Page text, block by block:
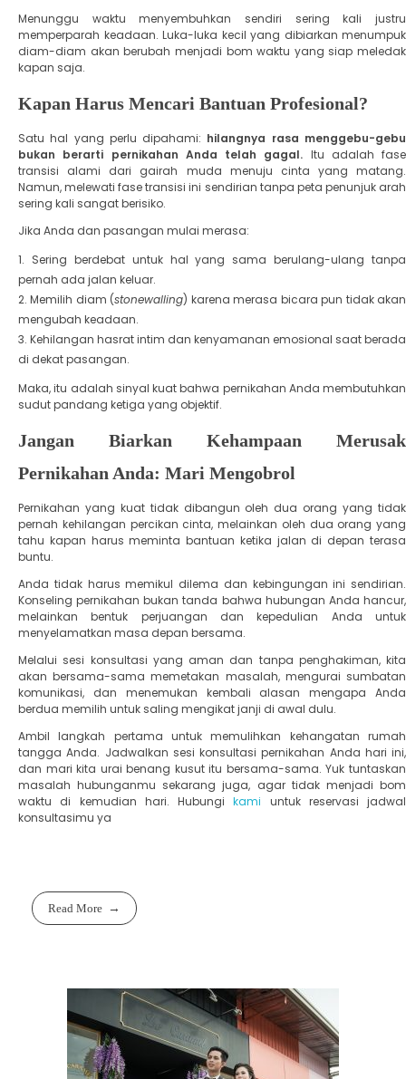
​Menunggu waktu menyembuhkan sendiri sering kali justru
memperparah keadaan. Luka-luka kecil yang dibiarkan menumpuk
diam-diam akan berubah menjadi bom waktu yang siap meledak
kapan saja.
Kapan Harus Mencari Bantuan Profesional?
​Satu hal yang perlu dipahami: hilangnya rasa menggebu-gebu
bukan berarti pernikahan Anda telah gagal. Itu adalah fase
transisi alami dari gairah muda menuju cinta yang matang.
Namun, melewati fase transisi ini sendirian tanpa peta penunjuk arah
sering kali sangat berisiko.
​Jika Anda dan pasangan mulai merasa:
​Sering berdebat untuk hal yang sama berulang-ulang tanpa
pernah ada jalan keluar.
​Memilih diam (stonewalling) karena merasa bicara pun tidak akan
mengubah keadaan.
​Kehilangan hasrat intim dan kenyamanan emosional saat berada
di dekat pasangan.
​Maka, itu adalah sinyal kuat bahwa pernikahan Anda membutuhkan
sudut pandang ketiga yang objektif.
Jangan Biarkan Kehampaan Merusak
Pernikahan Anda: Mari Mengobrol
​Pernikahan yang kuat tidak dibangun oleh dua orang yang tidak
pernah kehilangan percikan cinta, melainkan oleh dua orang yang
tahu kapan harus meminta bantuan ketika jalan di depan terasa
buntu.
​Anda tidak harus memikul dilema dan kebingungan ini sendirian.
Konseling pernikahan bukan tanda bahwa hubungan Anda hancur,
melainkan bentuk perjuangan dan kepedulian Anda untuk
menyelamatkan masa depan bersama.
​Melalui sesi konsultasi yang aman dan tanpa penghakiman, kita
akan bersama-sama memetakan masalah, mengurai sumbatan
komunikasi, dan menemukan kembali alasan mengapa Anda
berdua memilih untuk saling mengikat janji di awal dulu.
​Ambil langkah pertama untuk memulihkan kehangatan rumah
tangga Anda. Jadwalkan sesi konsultasi pernikahan Anda hari ini,
dan mari kita urai benang kusut itu bersama-sama. Yuk tuntaskan
masalah hubunganmu sekarang juga, agar tidak menjadi bom
waktu di kemudian hari. Hubungikami untuk reservasi jadwal
konsultasimu ya
Read More